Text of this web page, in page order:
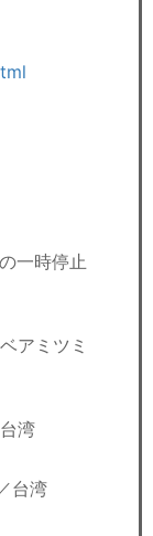
一時停止
アミツミ
湾
台湾